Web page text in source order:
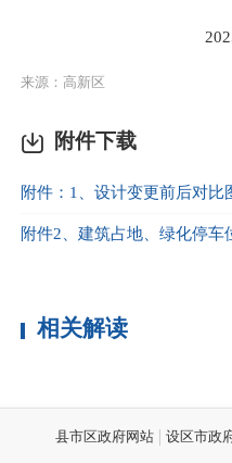
2025
来源：高新区
附件下载
附件：1、设计变更前后对比
附件2、建筑占地、绿化停车
相关解读
县市区政府网站 设区市政